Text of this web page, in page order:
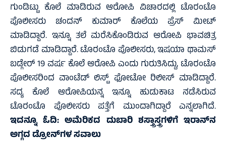
ಗುಂಡಿಟ್ಟು ಕೊಲೆ ಮಾಡಿರುವ ಆರೋಪಿ ವಿಚಾರದಲ್ಲಿ ಟೊರಂಟೊ
ಪೊಲೀಸರು ಚಂದನ್ ಕುಮಾರ್ ಕೊಲೆಯ ಪ್ರೆಸ್ ಮೀಟ್
ಮಾಡಿದ್ದಾರೆ. ಇನ್ನೂ ತಲೆ ಮರೆಸಿಕೊಂಡಿರುವ ಆರೋಪಿ ಭಾವಚಿತ್ರ
ಬಿಡುಗಡೆ ಮಾಡಿದ್ದಾರೆ. ಟೊರಂಟೊ ಪೊಲೀಸರು, ಇಷಯಾ ಥಾಮಸ್
ಬಡ್ಗೇರ್ 19 ವರ್ಷ ಕೊಲೆ ಆರೋಪಿ ಎಂದು ಗುರುತಿಸಿದ್ದು, ಟೊರಂಟೊ
ಪೊಲೀಸರಿಂದ ವಾಂಟೆಡ್ ಲಿಸ್ಟ್ ಫೋಟೋ ರಿಲೀಸ್ ಮಾಡಿದ್ದಾರೆ.
ಸದ್ಯ ಕೊಲೆ ಆರೋಪಿಯನ್ನ ಇನ್ನೂ ಹುಡುಕಾಟ ನಡೆಸಿರುವ
ಟೊರಂಟೊ ಪೊಲೀಸರು ಪತ್ತೆಗೆ ಮುಂದಾಗಿದ್ದಾರೆ ಎನ್ನಲಾಗಿದೆ.
ಇದನ್ನೂ ಓದಿ:ಅಮೆರಿಕದ ದುಬಾರಿ ಶಸ್ತ್ರಾಸ್ತ್ರಗಳಿಗೆ ಇರಾನ್‌ನ
ಅಗ್ಗದ ಡ್ರೋನ್‌ಗಳ ಸವಾಲು